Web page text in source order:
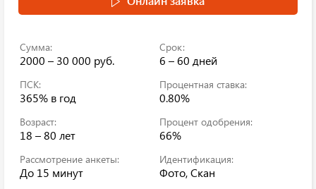
Сумма:
2000 – 30 000 руб.
Срок:
6 – 60 дней
ПСК:
365% в год
Процентная ставка:
0.80%
Возраст:
18 – 80 лет
Процент одобрения:
66%
Рассмотрение анкеты:
До 15 минут
Идентификация:
Фото, Скан